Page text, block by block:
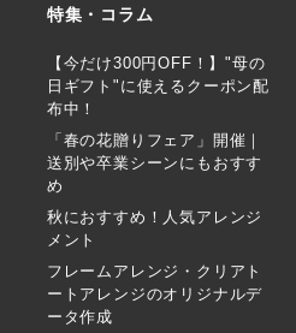
特集・コラム
【今だけ300円OFF！】"母の
日ギフト"に使えるクーポン配
布中！
「春の花贈りフェア」開催｜
送別や卒業シーンにもおすす
め
秋におすすめ！人気アレンジ
メント
フレームアレンジ・クリアト
ートアレンジのオリジナルデ
ータ作成